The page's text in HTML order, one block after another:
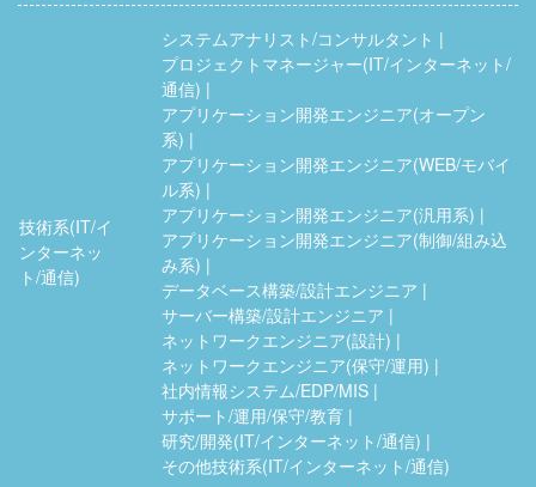
技術系(IT/イ
ンターネッ
ト/通信)
システムアナリスト/コンサルタント
プロジェクトマネージャー(IT/インターネット/
通信)
アプリケーション開発エンジニア(オープン
系)
アプリケーション開発エンジニア(WEB/モバイ
ル系)
アプリケーション開発エンジニア(汎用系)
アプリケーション開発エンジニア(制御/組み込
み系)
データベース構築/設計エンジニア
サーバー構築/設計エンジニア
ネットワークエンジニア(設計)
ネットワークエンジニア(保守/運用)
社内情報システム/EDP/MIS
サポート/運用/保守/教育
研究/開発(IT/インターネット/通信)
その他技術系(IT/インターネット/通信)